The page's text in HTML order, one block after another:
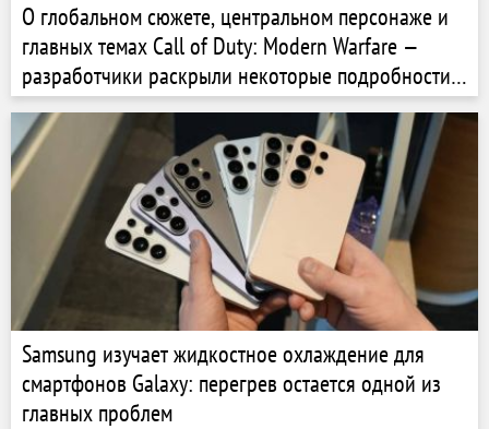
О глобальном сюжете, центральном персонаже и
главных темах Call of Duty: Modern Warfare —
разработчики раскрыли некоторые подробности
шутера
Samsung изучает жидкостное охлаждение для
смартфонов Galaxy: перегрев остается одной из
главных проблем